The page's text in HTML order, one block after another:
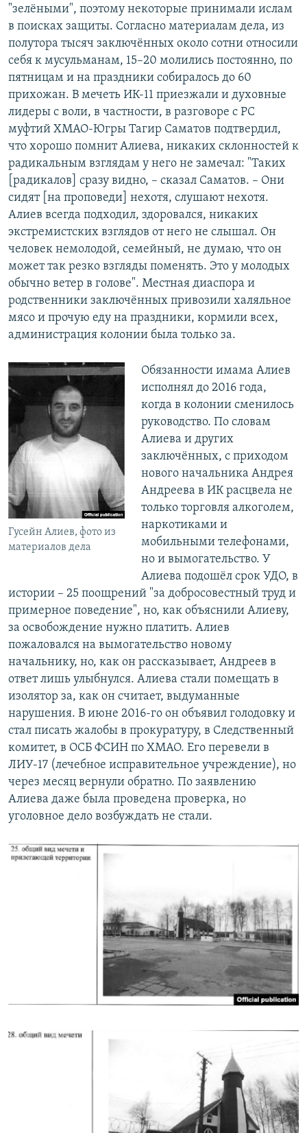
"зелёными", поэтому некоторые принимали ислам
в поисках защиты. Согласно материалам дела, из
полутора тысяч заключённых около сотни относили
себя к мусульманам, 15–20 молились постоянно, по
пятницам и на праздники собиралось до 60
прихожан. В мечеть ИК-11 приезжали и духовные
лидеры с воли, в частности, в разговоре с РС
муфтий ХМАО-Югры Тагир Саматов подтвердил,
что хорошо помнит Алиева, никаких склонностей к
радикальным взглядам у него не замечал: "Таких
[радикалов] сразу видно, – сказал Саматов. – Они
сидят [на проповеди] нехотя, слушают нехотя.
Алиев всегда подходил, здоровался, никаких
экстремистских взглядов от него не слышал. Он
человек немолодой, семейный, не думаю, что он
может так резко взгляды поменять. Это у молодых
обычно ветер в голове". Местная диаспора и
родственники заключённых привозили халяльное
мясо и прочую еду на праздники, кормили всех,
администрация колонии была только за.
Гусейн Алиев, фото из
материалов дела
Обязанности имама Алиев
исполнял до 2016 года,
когда в колонии сменилось
руководство. По словам
Алиева и других
заключённых, с приходом
нового начальника Андрея
Андреева в ИК расцвела не
только торговля алкоголем,
наркотиками и
мобильными телефонами,
но и вымогательство. У
Алиева подошёл срок УДО, в
истории – 25 поощрений "за добросовестный труд и
примерное поведение", но, как объяснили Алиеву,
за освобождение нужно платить. Алиев
пожаловался на вымогательство новому
начальнику, но, как он рассказывает, Андреев в
ответ лишь улыбнулся. Алиева стали помещать в
изолятор за, как он считает, выдуманные
нарушения. В июне 2016-го он объявил голодовку и
стал писать жалобы в прокуратуру, в Следственный
комитет, в ОСБ ФСИН по ХМАО. Его перевели в
ЛИУ-17 (лечебное исправительное учреждение), но
через месяц вернули обратно. По заявлению
Алиева даже была проведена проверка, но
уголовное дело возбуждать не стали.